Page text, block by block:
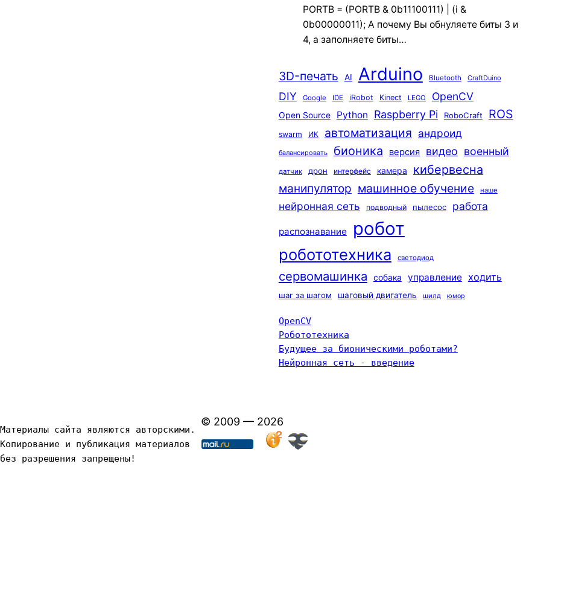
PORTB = (PORTB & 0b11100111) | (i &
0b00000011); А почему Вы обнуляете биты 3 и
4, а заполняете биты…
3D-печать AI Arduino Bluetooth CraftDuino
DIY Google IDE iRobot Kinect LEGO OpenCV
Open Source Python Raspberry Pi RoboCraft ROS
swarm ИК автоматизация андроид
балансировать бионика версия видео военный
датчик дрон интерфейс камера кибервесна
манипулятор машинное обучение наше
нейронная сеть подводный пылесос работа
распознавание робот
робототехника светодиод
сервомашинка собака управление ходить
шаг за шагом шаговый двигатель шилд юмор
OpenCV
Робототехника
Будущее за бионическими роботами?
Нейронная сеть - введение
Материалы сайта являются авторскими.
Копирование и публикация материалов
без разрешения запрещены!
© 2009 — 2026